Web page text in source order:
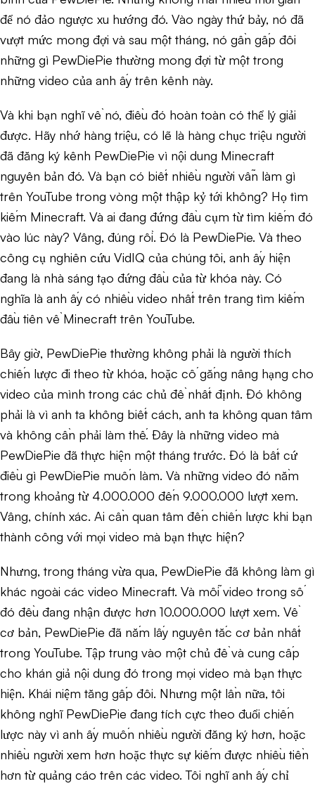
để nó đảo ngược xu hướng đó. Vào ngày thứ bảy, nó đã
vượt mức mong đợi và sau một tháng, nó gần gấp đôi
những gì PewDiePie thường mong đợi từ một trong
những video của anh ấy trên kênh này.
Và khi bạn nghĩ về nó, điều đó hoàn toàn có thể lý giải
được. Hãy nhớ hàng triệu, có lẽ là hàng chục triệu người
đã đăng ký kênh PewDiePie vì nội dung Minecraft
nguyên bản đó. Và bạn có biết nhiều người vẫn làm gì
trên YouTube trong vòng một thập kỷ tới không? Họ tìm
kiếm Minecraft. Và ai đang đứng đầu cụm từ tìm kiếm đó
vào lúc này? Vâng, đúng rồi. Đó là PewDiePie. Và theo
công cụ nghiên cứu VidIQ của chúng tôi, anh ấy hiện
đang là nhà sáng tạo đứng đầu của từ khóa này. Có
nghĩa là anh ấy có nhiều video nhất trên trang tìm kiếm
đầu tiên về Minecraft trên YouTube.
Bây giờ, PewDiePie thường không phải là người thích
chiến lược đi theo từ khóa, hoặc cố gắng nâng hạng cho
video của mình trong các chủ đề nhất định. Đó không
phải là vì anh ta không biết cách, anh ta không quan tâm
và không cần phải làm thế. Đây là những video mà
PewDiePie đã thực hiện một tháng trước. Đó là bất cứ
điều gì PewDiePie muốn làm. Và những video đó nằm
trong khoảng từ 4.000.000 đến 9.000.000 lượt xem.
Vâng, chính xác. Ai cần quan tâm đến chiến lược khi bạn
thành công với mọi video mà bạn thực hiện?
Nhưng, trong tháng vừa qua, PewDiePie đã không làm gì
khác ngoài các video Minecraft. Và mỗi video trong số
đó đều đang nhận được hơn 10.000.000 lượt xem. Về
cơ bản, PewDiePie đã nắm lấy nguyên tắc cơ bản nhất
trong YouTube. Tập trung vào một chủ đề và cung cấp
cho khán giả nội dung đó trong mọi video mà bạn thực
hiện. Khái niệm tăng gấp đôi. Nhưng một lần nữa, tôi
không nghĩ PewDiePie đang tích cực theo đuổi chiến
lược này vì anh ấy muốn nhiều người đăng ký hơn, hoặc
nhiều người xem hơn hoặc thực sự kiếm được nhiều tiền
hơn từ quảng cáo trên các video. Tôi nghĩ anh ấy chỉ